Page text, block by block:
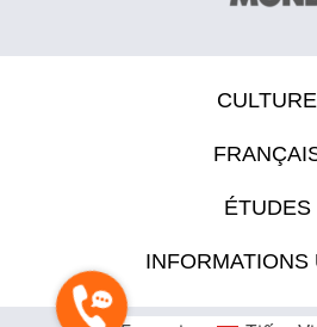
CULTURE
ÉTUDES
INFORMATIONS